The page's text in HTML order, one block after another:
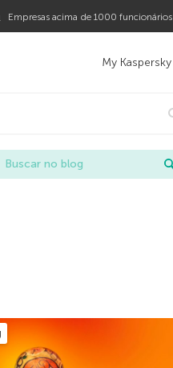
Empresas acima de 1000 funcionários
My Kaspersky